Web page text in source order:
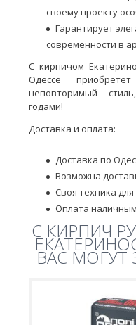
своему проекту
Гарантирует
современности в
С кирпичом
Одессе
неповторимый
годами!
Доставка и оплата:
Доставка по
Возможна
Своя техника
Оплата
C КИРПИЧ
ВАС МОГУТ